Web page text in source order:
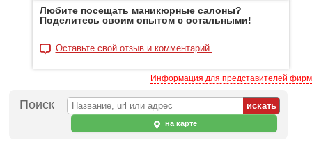
Любите посещать маникюрные салоны?
Поделитесь своим опытом с остальными!
Оставьте свой отзыв и комментарий.
Информация для представителей фирм
Поиск
на карте